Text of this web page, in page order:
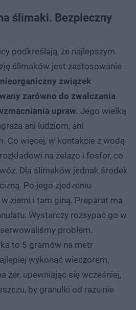
ślimaki. Bezpieczny
podkreślają, że najlepszym
ślimaków jest zastosowanie
związek
zarówno do zwalczania
upraw. Jego wielką
ani ludziom, ani
Co więcej, w kontakcie z wodą
na żelazo i fosfor, co
Dla ślimaków jednak środek
Po jego zjedzeniu
ziemi i tam giną. Preparat ma
Wystarczy rozsypać go w
problem.
to 5 gramów na metr
wykonać wieczorem,
żer, upewniając się wcześniej,
by granulki od razu nie